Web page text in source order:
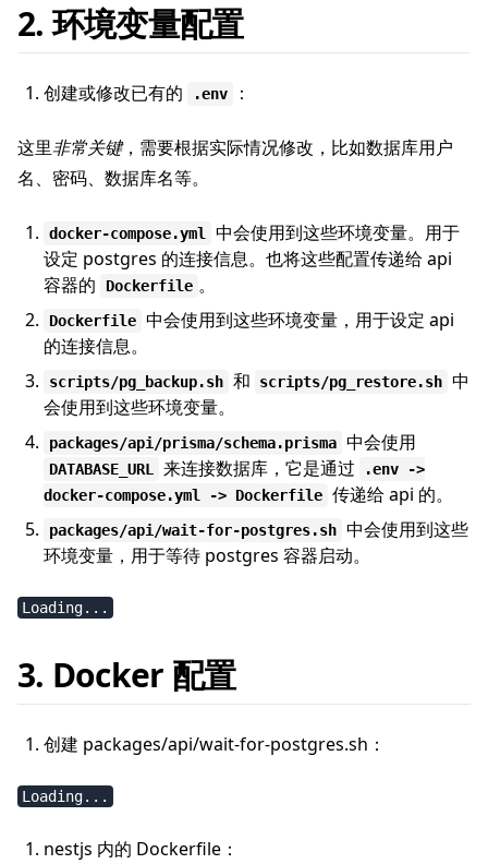
2. 环境变量配置
创建或修改已有的 .env ：
这里非常关键，需要根据实际情况修改，比如数据库用户
名、密码、数据库名等。
docker-compose.yml
中会使用到这些环境变量。用于
设定 postgres 的连接信息。也将这些配置传递给 api
容器的
Dockerfile 。
Dockerfile 中会使用到这些环境变量，用于设定 api
的连接信息。
scripts/pg_backup.sh 和 scripts/pg_restore.sh 中
会使用到这些环境变量。
packages/api/prisma/schema.prisma 中会使用
DATABASE_URL 来连接数据库，它是通过
.env ->
docker-compose.yml -> Dockerfile 传递给 api 的。
packages/api/wait-for-postgres.sh 中会使用到这些
环境变量，用于等待 postgres 容器启动。
Loading...
3. Docker 配置
创建 packages/api/wait-for-postgres.sh：
Loading...
nestjs 内的 Dockerfile：